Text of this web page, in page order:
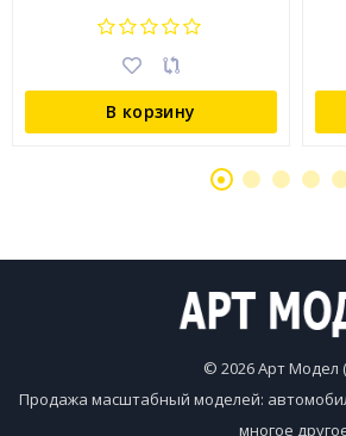
В корзину
© 2026 Арт Модел
Продажа масштабный моделей:
многое